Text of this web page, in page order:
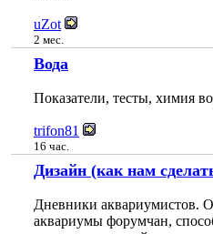
uZot
2 мес.
Вода
Показатели, тесты, химия
trifon81
16 час.
Дизайн (как нам
Дневники аквариумистов.
аквариумы форумчан,